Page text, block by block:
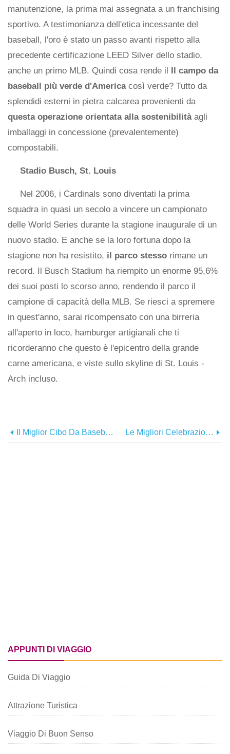
manutenzione, la prima mai assegnata a un franchising
sportivo. A testimonianza dell'etica incessante del
baseball, l'oro è stato un passo avanti rispetto alla
precedente certificazione LEED Silver dello stadio,
anche un primo MLB. Quindi cosa rende il Il campo da
baseball più verde d'America così verde? Tutto da
splendidi esterni in pietra calcarea provenienti da
questa operazione orientata alla sostenibilità agli
imballaggi in concessione (prevalentemente)
compostabili.
Stadio Busch, St. Louis
Nel 2006, i Cardinals sono diventati la prima
squadra in quasi un secolo a vincere un campionato
delle World Series durante la stagione inaugurale di un
nuovo stadio. E anche se la loro fortuna dopo la
stagione non ha resistito, il parco stesso rimane un
record. Il Busch Stadium ha riempito un enorme 95,6%
dei suoi posti lo scorso anno, rendendo il parco il
campione di capacità della MLB. Se riesci a spremere
in quest'anno, sarai ricompensato con una birreria
all'aperto in loco, hamburger artigianali che ti
ricorderanno che questo è l'epicentro della grande
carne americana, e viste sullo skyline di St. Louis -
Arch incluso.
Il Miglior Cibo Da Baseball Del 2019 Le Migliori Celebrazioni Di Cinco De Mayo Negli Stati Uniti
APPUNTI DI VIAGGIO
Guida Di Viaggio
Attrazione Turistica
Viaggio Di Buon Senso